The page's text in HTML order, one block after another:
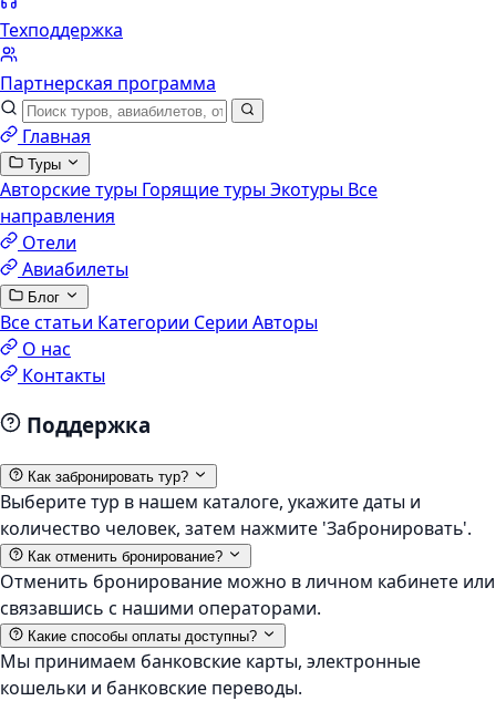
Техподдержка
Партнерская программа
Главная
Туры
Авторские туры Горящие турыЭкотуры Все
направления
Отели
Авиабилеты
Блог
Все статьи Категории Серии Авторы
О нас
Контакты
Поддержка
Как забронировать тур?
Выберите тур в нашем каталоге, укажите даты и
количество человек, затем нажмите 'Забронировать'.
Как отменить бронирование?
Отменить бронирование можно в личном кабинете или
связавшись с нашими операторами.
Какие способы оплаты доступны?
Мы принимаем банковские карты, электронные
кошельки и банковские переводы.